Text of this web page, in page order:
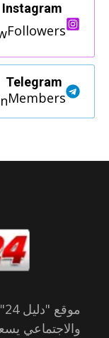
Instagram
Followers
Telegram
Members
والاجتماعي